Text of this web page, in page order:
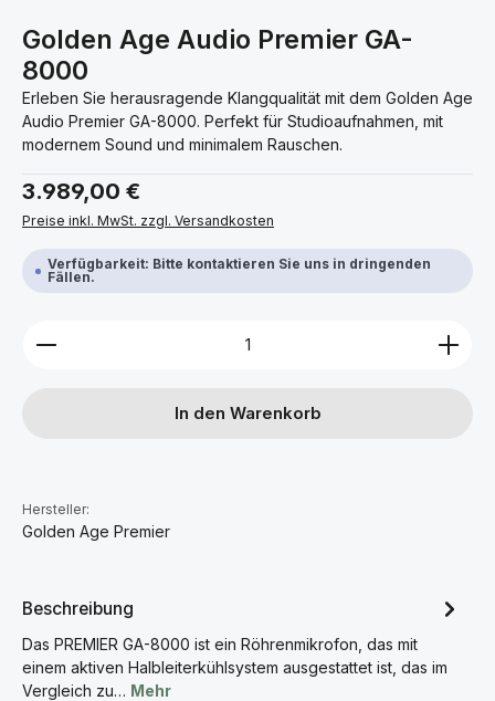
Golden Age Audio Premier GA-
8000
Erleben Sie herausragende Klangqualität mit dem Golden Age
Audio Premier GA-8000. Perfekt für Studioaufnahmen, mit
modernem Sound und minimalem Rauschen.
Regulärer Preis:
3.989,00 €
Preise inkl. MwSt. zzgl. Versandkosten
Verfügbarkeit: Bitte kontaktieren Sie uns in dringenden
Fällen.
Produkt Anzahl: Gib den gewünschten Wert ein
In den Warenkorb
Hersteller:
Golden Age Premier
Beschreibung
Das PREMIER GA-8000 ist ein Röhrenmikrofon, das mit
einem aktiven Halbleiterkühlsystem ausgestattet ist, das im
Vergleich zu… Mehr